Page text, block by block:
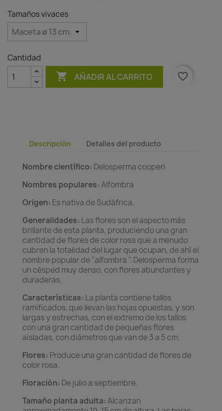
Tamaños vivaces
Cantidad
 AÑADIR AL CARRITO favorite_border
Descripción Detalles del producto
Nombre científico: Delosperma cooperi
Nombres populares:Alfombra
Origen: Es nativa de Sudáfrica.
Generalidades: Las flores son el aspecto más
brillante de esta planta, produciendo una gran
cantidad de flores de color rosa que a menudo
cubren la totalidad del lugar que ocupan, de ahí el
nombre popular de "alfombra ". Delosperma forma
un césped muy denso, con flores abundantes y
duraderas.
Características: La planta contiene tallos
ramificados, que llevan las hojas opuestas, y son
largas y estrechas, con el extremo de los tallos
con una gran cantidad de pequeñas flores
aisladas, con diámetros que van de 3 a 5 cm.
Flores: Produce una gran cantidad de flores de
color rosa.
Floración: De julio a septiembre.
Tamaño planta adulta:Alcanzan